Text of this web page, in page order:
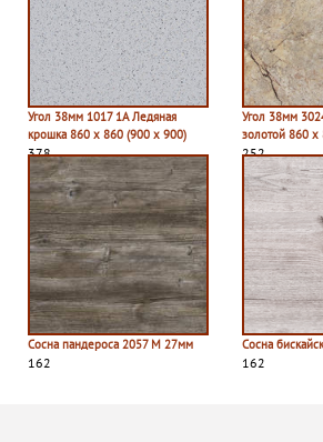
Угол 38мм 1017 1A Ледяная
крошка 860 х 860 (900 х 900)
378
Угол 38мм
золотой 860
252
Сосна пандероса 2057 M 27мм
162
Сосна
162